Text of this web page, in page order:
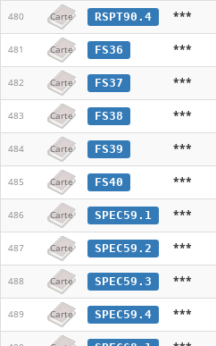
480 Carte RSPT90.4 ***
481 Carte FS36 ***
482 Carte FS37 ***
483 Carte FS38 ***
484 Carte FS39 ***
485 Carte FS40 ***
486 Carte SPEC59.1 ***
487 Carte SPEC59.2 ***
488 Carte SPEC59.3 ***
489 Carte SPEC59.4 ***